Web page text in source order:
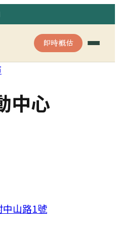
即時概估
中心
山路1號